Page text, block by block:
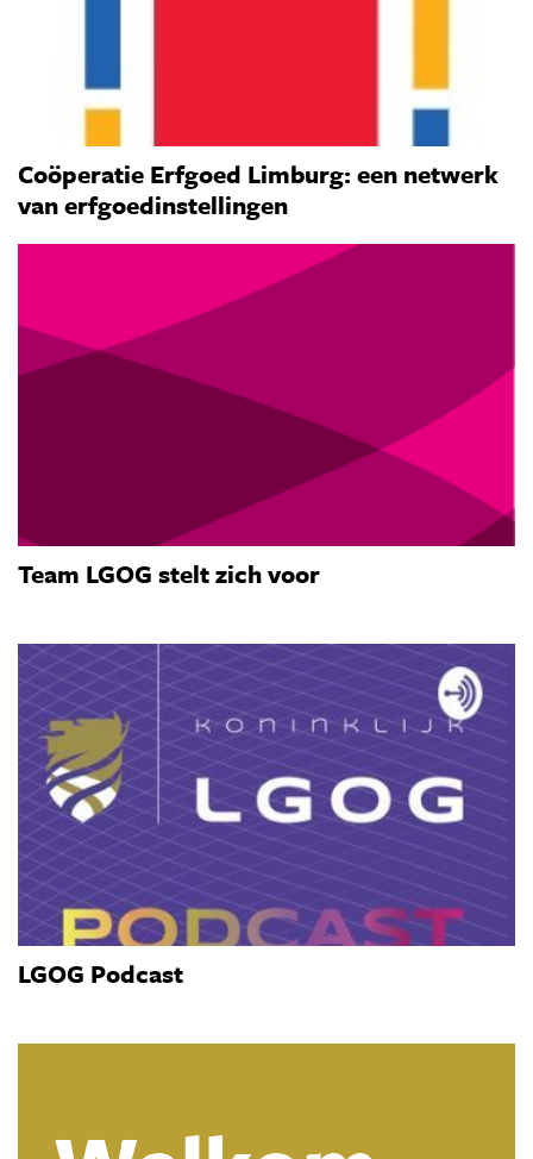
Coöperatie Erfgoed Limburg: een netwerk
van erfgoedinstellingen
Team LGOG stelt zich voor
LGOG Podcast